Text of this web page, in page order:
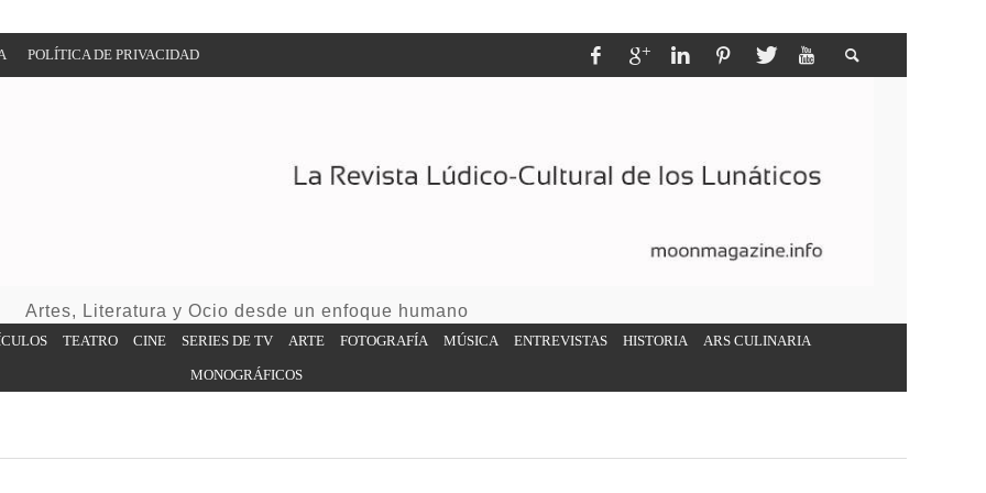
POLÍTICA DE PRIVACIDAD
Artes, Literatura y Ocio desde un enfoque humano
TEATRO CINE SERIES DE TV ARTE FOTOGRAFÍA MÚSICA ENTREVISTAS HISTORIA ARS CULINARIA
MONOGRÁFICOS